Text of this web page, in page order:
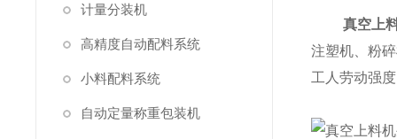
计量分装机
高精度自动配料系统
小料配料系统
自动定量称重包装机
真空上
注塑机、粉
工人劳动强